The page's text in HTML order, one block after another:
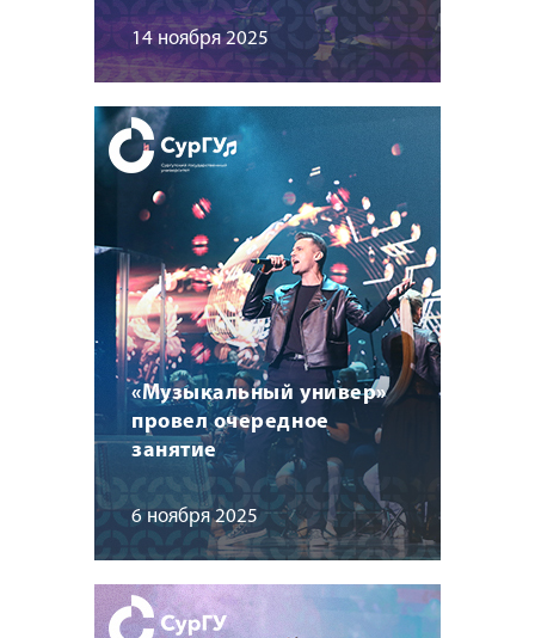
14 ноября 2025
«Музыкальный универ»
провел очередное
занятие
6 ноября 2025